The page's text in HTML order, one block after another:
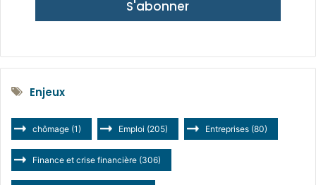
S'abonner
Enjeux
chômage (1) Emploi (205) Entreprises (80)
Finance et crise financière (306)